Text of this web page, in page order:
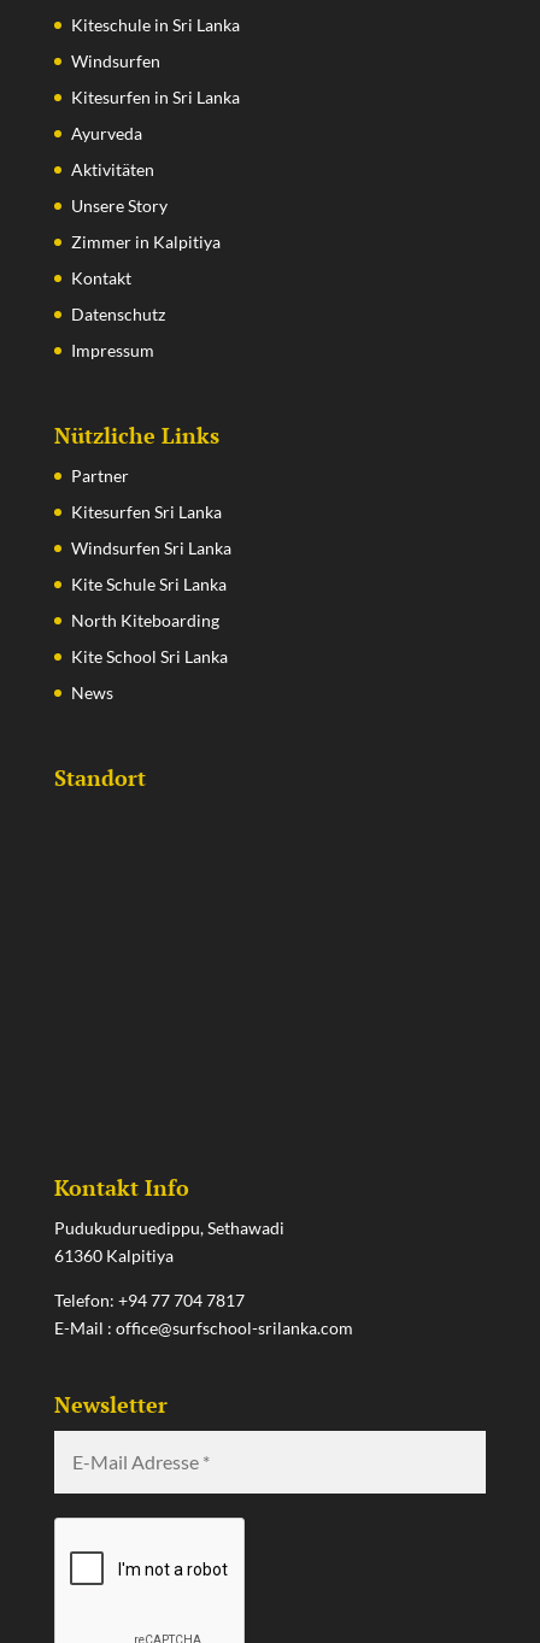
Kiteschule in Sri Lanka
Windsurfen
Kitesurfen in Sri Lanka
Ayurveda
Aktivitäten
Unsere Story
Zimmer in Kalpitiya
Kontakt
Datenschutz
Impressum
Nützliche Links
Partner
Kitesurfen Sri Lanka
Windsurfen Sri Lanka
Kite Schule Sri Lanka
North Kiteboarding
Kite School Sri Lanka
News
Standort
Kontakt Info
Pudukuduruedippu, Sethawadi
61360 Kalpitiya
Telefon: +94 77 704 7817
E-Mail : office@surfschool-srilanka.com
Newsletter